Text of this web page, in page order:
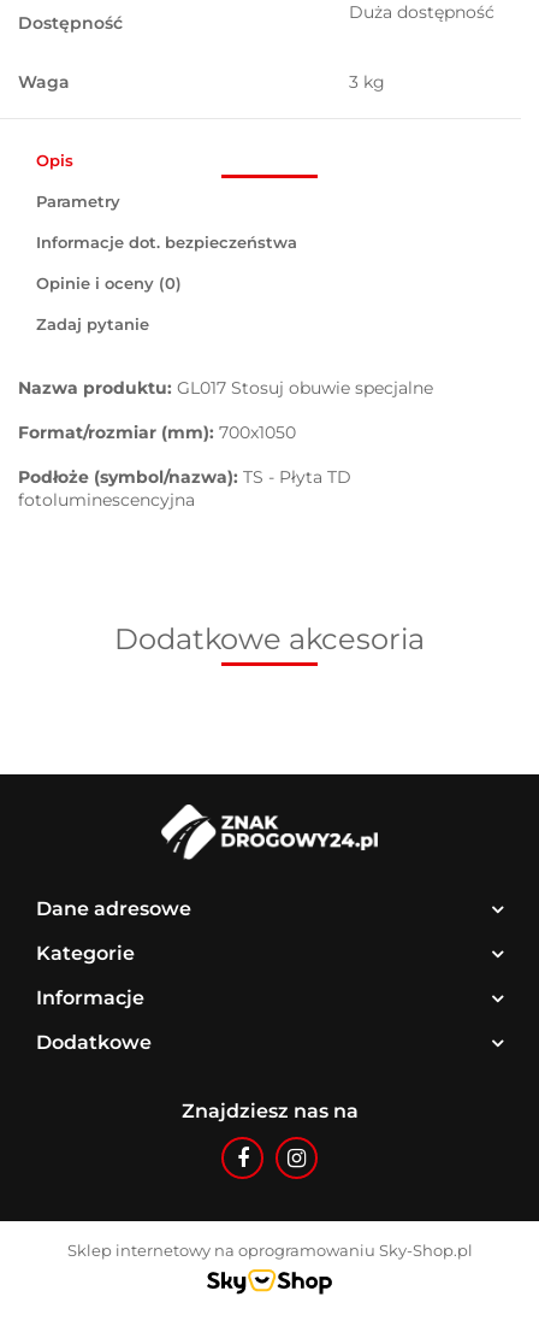
Dostępność Duża dostępność
Waga 3 kg
Opis
Parametry
Informacje dot. bezpieczeństwa
Opinie i oceny (0)
Zadaj pytanie
Nazwa produktu: GL017 Stosuj obuwie specjalne
Format/rozmiar (mm): 700x1050
Podłoże (symbol/nazwa): TS - Płyta TD
fotoluminescencyjna
Dodatkowe akcesoria
Dane adresowe
Kategorie
Informacje
Dodatkowe
Znajdziesz nas na
Sklep internetowy na oprogramowaniu Sky-Shop.pl